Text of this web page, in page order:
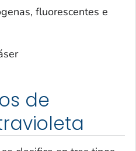
fluorescentes e
de